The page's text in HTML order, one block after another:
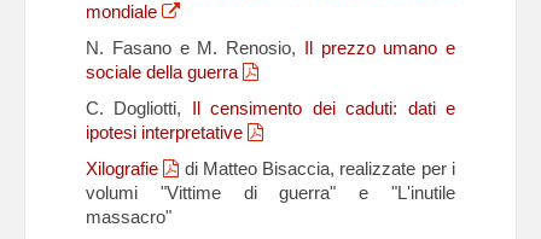
mondiale
N. Fasano e M. Renosio, Il prezzo umano e
sociale della guerra
C. Dogliotti, Il censimento dei caduti: dati e
ipotesi interpretative
Xilografie
di Matteo Bisaccia, realizzate per i
volumi "Vittime di guerra" e "L'inutile
massacro"